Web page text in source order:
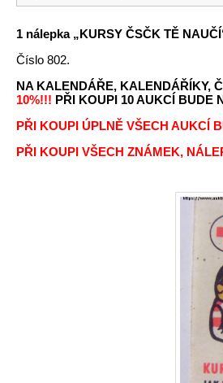
1 nálepka „KURSY ČSČK TĚ
Číslo 802.
NA KALENDÁŘE, KALENDÁŘÍKY,
10%!!! PŘI KOUPI 10 AUKCÍ BUDE
PŘI KOUPI ÚPLNĚ VŠECH AUKCÍ
PŘI KOUPI VŠECH ZNÁMEK,